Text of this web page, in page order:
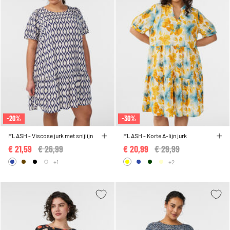
-20%
FLASH - Viscose jurk met snijlijn
Price reduced from
€ 26,99
€ 21,59
+1
-30%
FLASH - Korte A-lijn jurk
Price reduced from
€ 29,99
€ 20,99
+2